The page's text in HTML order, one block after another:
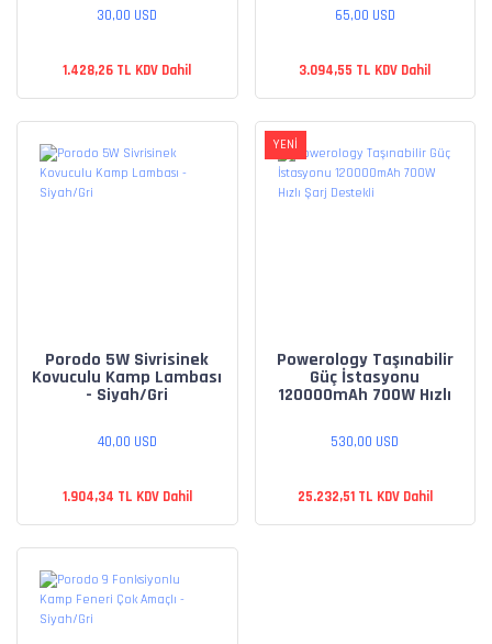
30,00 USD
1.428,26 TL KDV Dahil
65,00 USD
3.094,55 TL KDV Dahil
Porodo 5W Sivrisinek
Kovuculu Kamp Lambası
- Siyah/Gri
40,00 USD
1.904,34 TL KDV Dahil
YENİ
Powerology Taşınabilir
Güç İstasyonu
120000mAh 700W Hızlı
530,00 USD
25.232,51 TL KDV Dahil